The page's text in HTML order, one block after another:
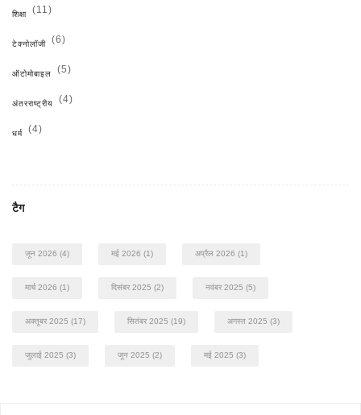
शिक्षा (11)
टेक्नोलॉजी (6)
ऑटोमोबाइल (5)
अंतरराष्ट्रीय (4)
धर्म (4)
टैग
जून 2026 (4) मई 2026 (1) अप्रैल 2026 (1)
मार्च 2026 (1) दिसंबर 2025 (2) नवंबर 2025 (5)
अक्तूबर 2025 (17) सितंबर 2025 (19) अगस्त 2025 (3)
जुलाई 2025 (3) जून 2025 (2) मई 2025 (3)